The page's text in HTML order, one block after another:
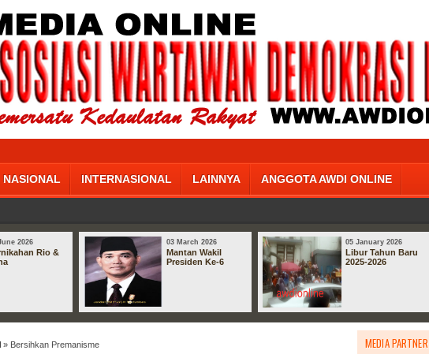
NASIONAL INTERNASIONAL LAINNYA ANGGOTA AWDI ONLINE
2026
Rio &
03 March 2026
Mantan Wakil
Presiden Ke-6
05 January 2026
Libur Tahun Baru
2025-2026
» Bersihkan Premanisme MEDIA PARTNER